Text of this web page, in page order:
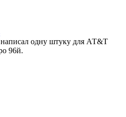
одну штуку для АТ&T
96й.